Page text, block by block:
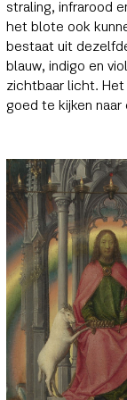
straling, infrarood
het blote ook
bestaat uit
blauw, indigo en
zichtbaar licht. Het
goed te kijken